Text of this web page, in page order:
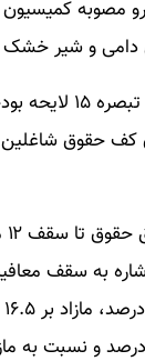
مصوبه
دامی و شیر